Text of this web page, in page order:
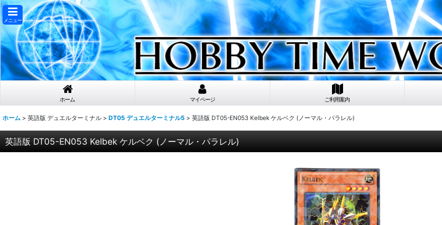
メニュー
ホーム マイページ ご利用案内
ホーム > 英語版 デュエルターミナル > DT05 デュエルターミナル5 > 英語版 DT05-EN053 Kelbek ケルベク (ノーマル・パラレル)
英語版 DT05-EN053 Kelbek ケルベク (ノーマル・パラレル)